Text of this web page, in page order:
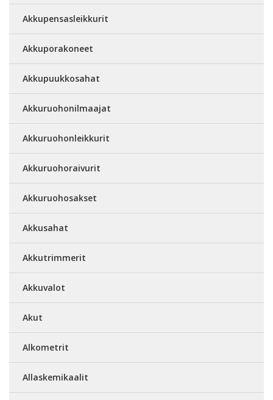
Akkupensasleikkurit
Akkuporakoneet
Akkupuukkosahat
Akkuruohonilmaajat
Akkuruohonleikkurit
Akkuruohoraivurit
Akkuruohosakset
Akkusahat
Akkutrimmerit
Akkuvalot
Akut
Alkometrit
Allaskemikaalit